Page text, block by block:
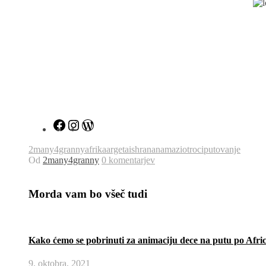
2many4grannyafrikaargetaishrananamaziotrociputovanje
Od 2many4granny 0 komentarjev
Morda vam bo všeč tudi
Kako ćemo se pobrinuti za animaciju dece na putu po
9. oktobra, 2021